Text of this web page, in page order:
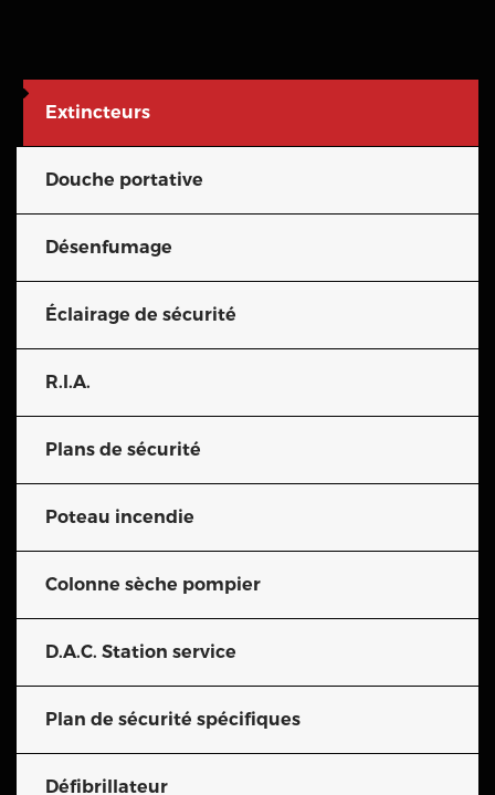
Extincteurs
Douche portative
Désenfumage
Éclairage de sécurité
R.I.A.
Plans de sécurité
Poteau incendie
Colonne sèche pompier
D.A.C. Station service
Plan de sécurité spécifiques
Défibrillateur